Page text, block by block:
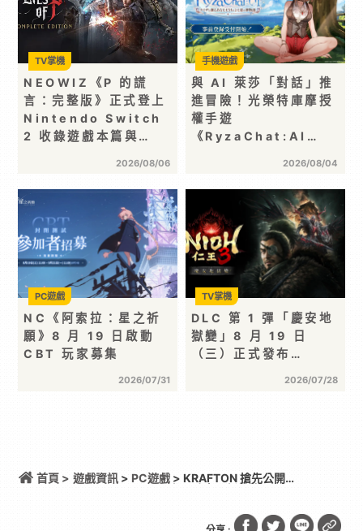
NEOWIZ《P 的謊
言：完整版》正式登上
Nintendo Switch
2 收錄遊戲本篇與…
2026/08/06
TV掌機
與 AI 萊莎「對話」推
進冒險！光榮特庫摩授
權手遊
《RyzaChat:AI…
2026/08/04
手機遊戲
NC《阿索拉：星之祈
願》8 月 19 日啟動
CBT 玩家募集
2026/07/31
PC遊戲
DLC 第 1 彈「慶安地
獄變」8 月 19 日
（三）正式發布…
2026/07/28
TV掌機
首頁 > 遊戲資訊> PC遊戲> KRAFTON 搶先公開